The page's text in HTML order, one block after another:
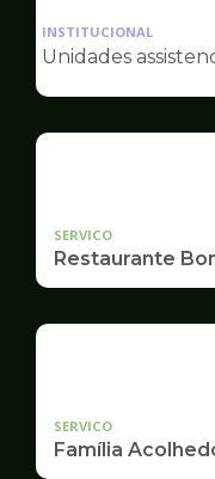
INSTITUCIONAL
Unidades
SERVICO
Restaurante
SERVICO
Família